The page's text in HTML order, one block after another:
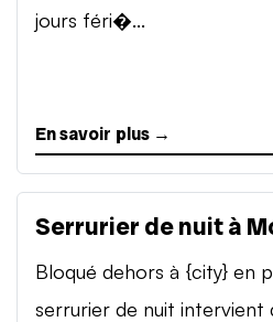
jours féri�...
En savoir plus →
Serrurier de nuit à
Bloqué dehors à {city} en
serrurier de nuit intervient